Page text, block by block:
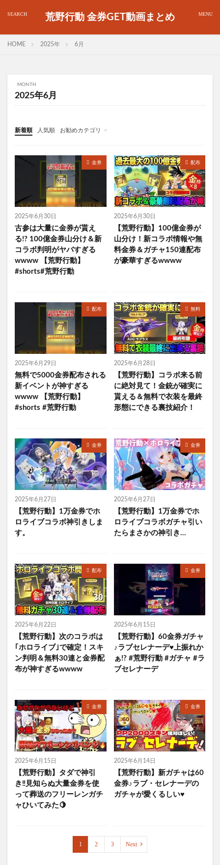
荒野行動 金券GET動画まとめ
HOME 2025年 6月
MONTH
2025年6月
新着順 人気順 お勧めカテゴリ
金券
金券
2025年6月30日
古参は大量に金券が貰え
る!? 100億金券山分け＆新
コラボ判明がヤバすぎる
wwww 【荒野行動】
#shorts#荒野行動
配布
2025年6月30日
【荒野行動】100億金券が
山分け！新コラボ情報や無
料金券＆ガチャ150連配布
が豪華すぎるwwww
配布
2025年6月29日
無料で5000金券配布される
新イベントが神すぎる
wwww 【荒野行動】
#shorts #荒野行動
無料
2025年6月28日
【荒野行動】コラボ来る前
に絶対見て！金銃が確実に
貰える＆無料で衣装を最終
形態にできる裏技紹介！
金券
2025年6月27日
【荒野行動】1万金券でホ
ロライブコラボ神引きしま
す。
金券
2025年6月27日
【荒野行動】1万金券でホ
ロライブコラボガチャ引い
たらまさかの神引き…
配布
2025年6月22日
【荒野行動】次のコラボは
｢ホロライブ｣で確定！スキ
ン判明＆無料30連と金券配
布が神すぎるwwww
金券
2025年6月15日
【荒野行動】60金券ガチャ
♪ラブセレナーデ♥上振れか
ぁ!? #荒野行動 #ガチャ #ラ
ブセレナーデ
金券
2025年6月15日
【荒野行動】タダで神引
き‼️見知らぬ大量金券を使
って葬送のフリーレンガチ
ャひいてみた🍋
金券
2025年6月14日
【荒野行動】新ガチャは60
金券♪ラブ・セレナーデの
ガチャが愛くるしい♥
1 2 3 Next